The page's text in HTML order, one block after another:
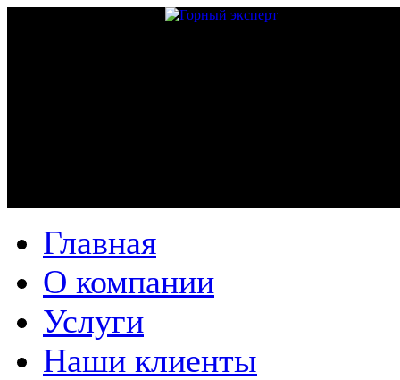
Главная
О компании
Услуги
Наши клиенты